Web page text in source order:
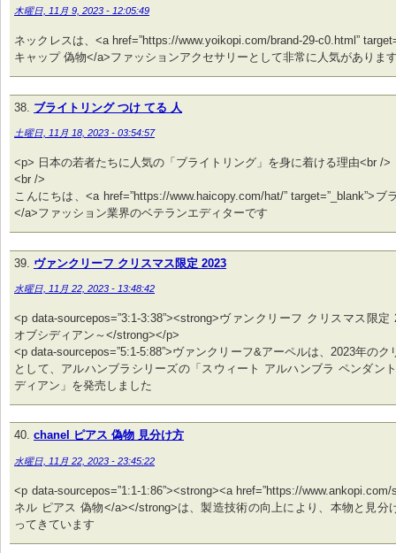
木曜日, 11月 9, 2023 - 12:05:49
ネックレスは、<a href=”https://www.yoikopi.com/brand-29-c0.html”
キャップ 偽物</a>ファッションアクセサリーとして非常に人気がありま
ブライトリング つけ てる 人
土曜日, 11月 18, 2023 - 03:54:57
<p> 日本の若者たちに人気の「ブライトリング」を身に着ける理由<br />
<br />
こんにちは、<a href=”https://www.haicopy.com/hat/” target=”_blank”>ブ
</a>ファッション業界のベテランエディターです
ヴァンクリーフ クリスマス限定 2023
水曜日, 11月 22, 2023 - 13:48:42
<p data-sourcepos=”3:1-3:38”><strong>ヴァンクリーフ クリスマス限
オブシディアン～</strong></p>
<p data-sourcepos=”5:1-5:88”>ヴァンクリーフ&アーペルは、2023年のク
として、アルハンブラシリーズの「スウィート アルハンブラ ペンダン
ディアン」を発売しました
chanel ピアス 偽物 見分け方
水曜日, 11月 22, 2023 - 23:45:22
<p data-sourcepos=”1:1-1:86”><strong><a href=”https://www.ankopi.com/
ネル ピアス 偽物</a></strong>は、製造技術の向上により、本物と見分
ってきています